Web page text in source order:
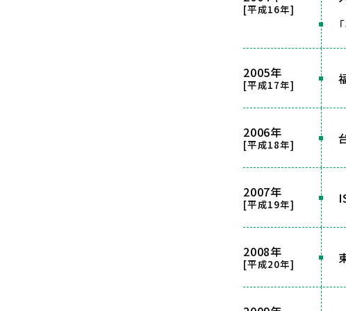
[平成16年]
2005年
[平成17年]
2006年
[平成18年]
2007年
[平成19年]
2008年
[平成20年]